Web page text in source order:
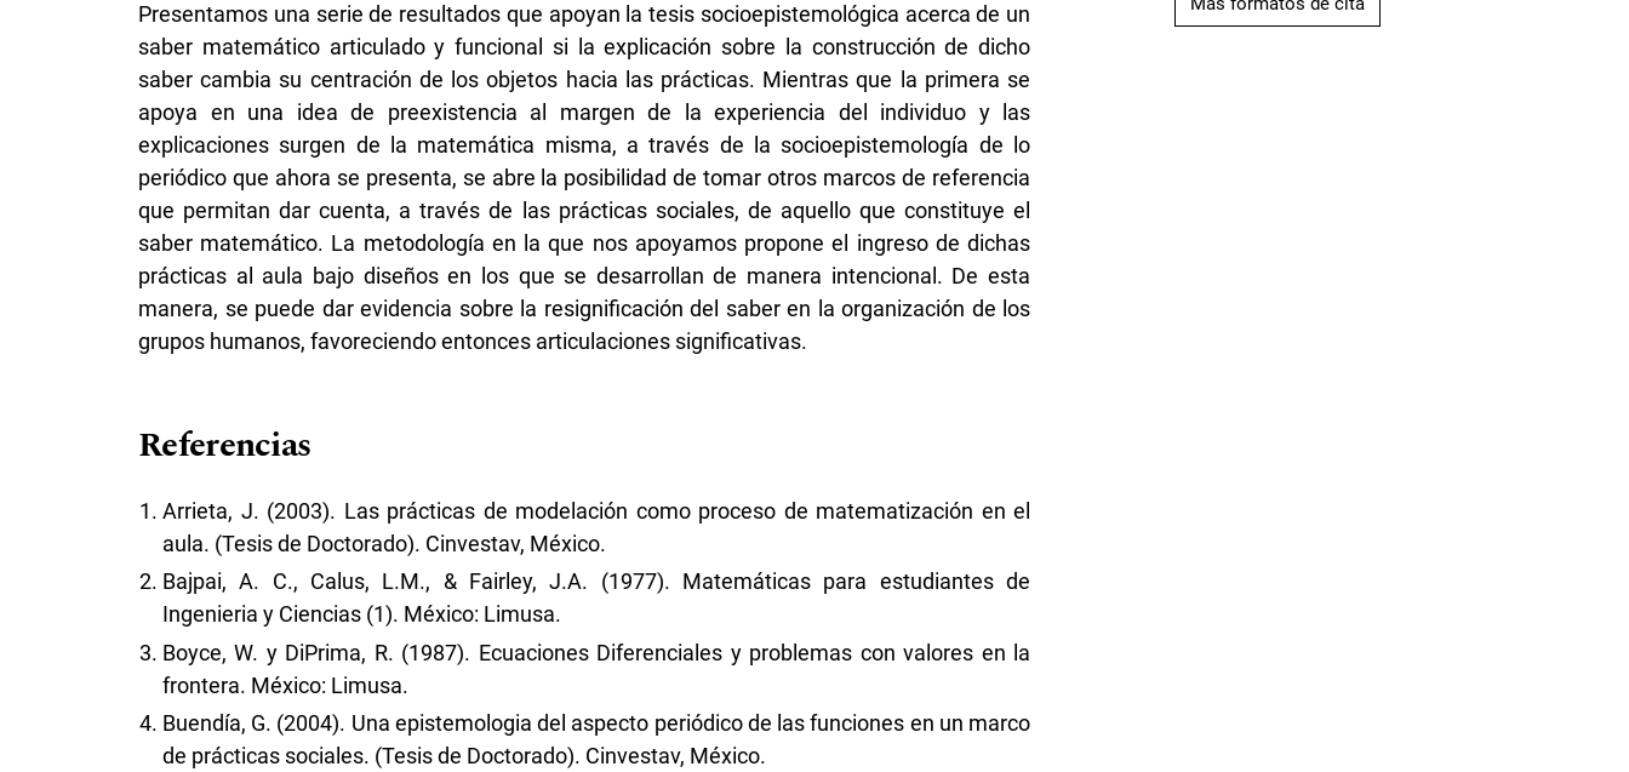
Presentamos una serie de resultados que apoyan la tesis socioepistemológica acerca de un
saber matemático articulado y funcional si la explicación sobre la construcción de dicho
saber cambia su centración de los objetos hacia las prácticas. Mientras que la primera se
apoya en una idea de preexistencia al margen de la experiencia del individuo y las
explicaciones surgen de la matemática misma, a través de la socioepistemología de lo
periódico que ahora se presenta, se abre la posibilidad de tomar otros marcos de referencia
que permitan dar cuenta, a través de las prácticas sociales, de aquello que constituye el
saber matemático. La metodología en la que nos apoyamos propone el ingreso de dichas
prácticas al aula bajo diseños en los que se desarrollan de manera intencional. De esta
manera, se puede dar evidencia sobre la resignificación del saber en la organización de los
grupos humanos, favoreciendo entonces articulaciones significativas.
Referencias
Arrieta, J. (2003). Las prácticas de modelación como proceso de matematización en el
aula. (Tesis de Doctorado). Cinvestav, México.
Bajpai, A. C., Calus, L.M., & Fairley, J.A. (1977). Matemáticas para estudiantes de
Ingenieria y Ciencias (1). México: Limusa.
Boyce, W. y DiPrima, R. (1987). Ecuaciones Diferenciales y problemas con valores en la
frontera. México: Limusa.
Buendía, G. (2004). Una epistemologia del aspecto periódico de las funciones en un marco
de prácticas sociales. (Tesis de Doctorado). Cinvestav, México.